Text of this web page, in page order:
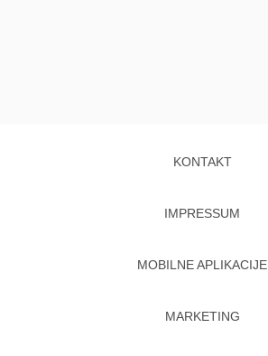
KONTAKT
IMPRESSUM
MOBILNE APLIKACIJE
MARKETING